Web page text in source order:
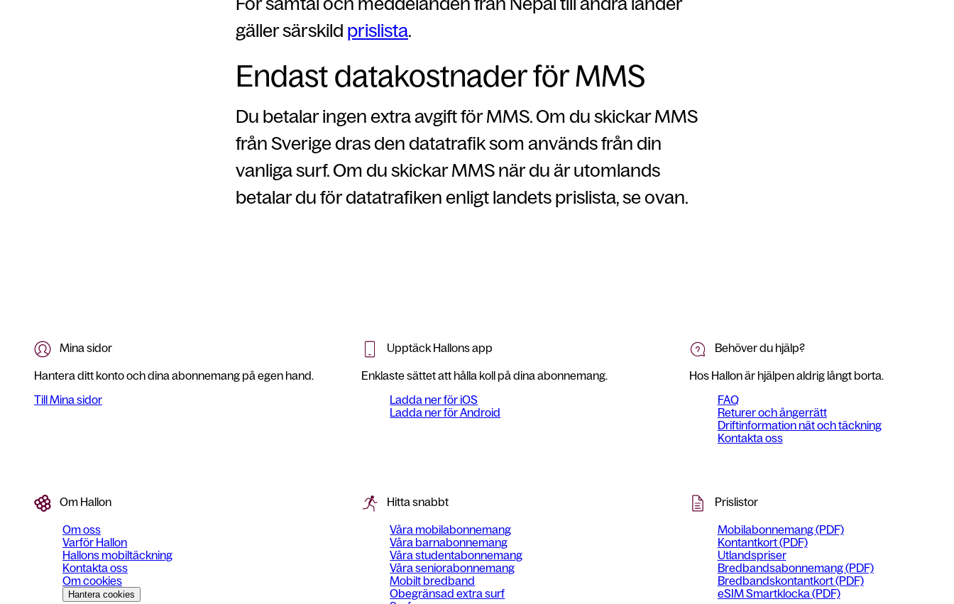
gäller särskild prislista.
Endast datakostnader för MMS
Du betalar ingen extra avgift för MMS. Om du skickar MMS
från Sverige dras den datatrafik som används från din
vanliga surf. Om du skickar MMS när du är utomlands
betalar du för datatrafiken enligt landets prislista, se ovan.
Mina sidor
Hantera ditt konto och dina abonnemang på egen hand.
Till Mina sidor
Upptäck Hallons app
Enklaste sättet att hålla koll på dina abonnemang.
Ladda ner för iOS
Ladda ner för Android
Behöver du hjälp?
Hos Hallon är hjälpen aldrig långt borta.
FAQ
Returer och ångerrätt
Driftinformation nät och täckning
Kontakta oss
Om Hallon
Om oss
Varför Hallon
Hallons mobiltäckning
Kontakta oss
Om cookies
Hantera cookies
Hitta snabbt
Våra mobilabonnemang
Våra barnabonnemang
Våra studentabonnemang
Våra seniorabonnemang
Mobilt bredband
Obegränsad extra surf
Prislistor
Mobilabonnemang (PDF)
Kontantkort (PDF)
Utlandspriser
Bredbandsabonnemang (PDF)
Bredbandskontantkort (PDF)
eSIM Smartklocka (PDF)